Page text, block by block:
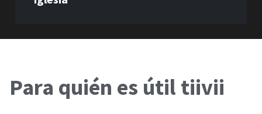
Para quién es útil tiivii